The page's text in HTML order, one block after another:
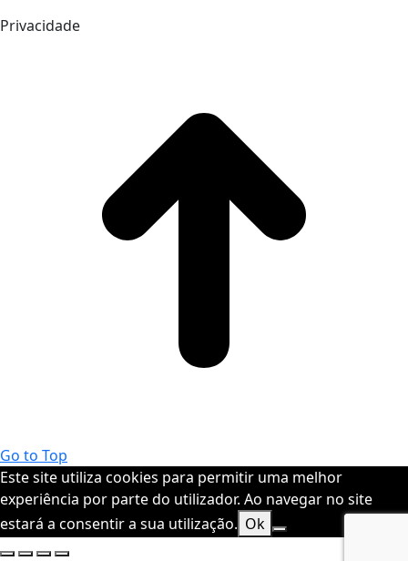
Privacidade
Go to Top
Este site utiliza cookies para permitir uma melhor
experiência por parte do utilizador. Ao navegar no site
estará a consentir a sua utilização. Ok